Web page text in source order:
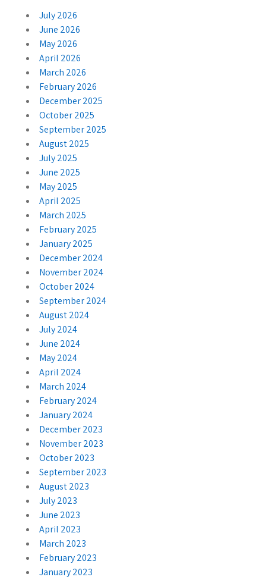
July 2026
June 2026
May 2026
April 2026
March 2026
February 2026
December 2025
October 2025
September 2025
August 2025
July 2025
June 2025
May 2025
April 2025
March 2025
February 2025
January 2025
December 2024
November 2024
October 2024
September 2024
August 2024
July 2024
June 2024
May 2024
April 2024
March 2024
February 2024
January 2024
December 2023
November 2023
October 2023
September 2023
August 2023
July 2023
June 2023
April 2023
March 2023
February 2023
January 2023